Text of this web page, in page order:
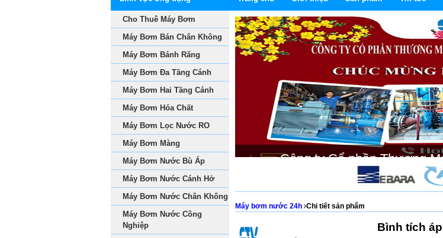
Cho Thuê Máy Bơm
Máy Bơm Bán Chân Không
Máy Bơm Bánh Răng
Máy Bơm Đa Tầng Cánh
Máy Bơm Hai Tầng Cánh
Máy Bơm Hóa Chất
Máy Bơm Lọc Nước RO
Máy Bơm Màng
Máy Bơm Nước Bù Áp
Máy Bơm Nước Cánh Hở
Máy Bơm Nước Chân Không
Máy Bơm Nước Công
Nghiệp
Công ty Cổ phần Thương
Máy bơm nước 24h Chi tiết sản phẩm
Bình tích